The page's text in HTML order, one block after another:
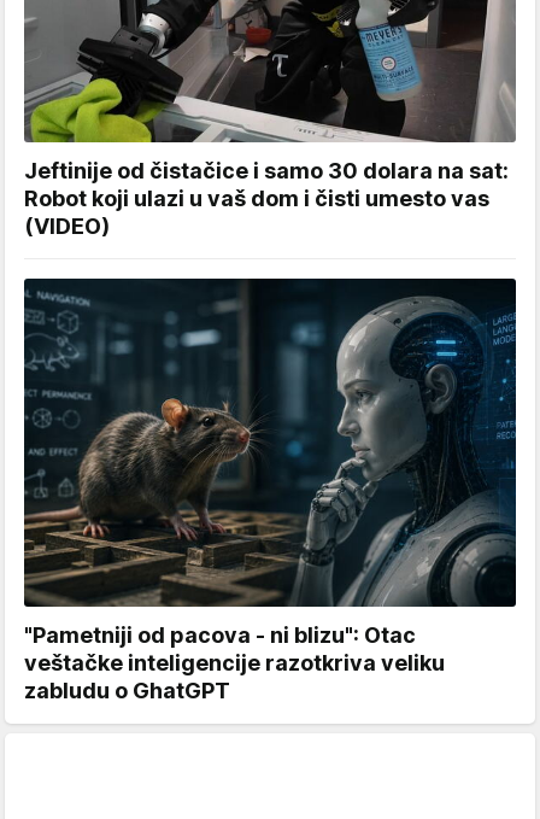
Jeftinije od čistačice i samo 30 dolara na sat:
Robot koji ulazi u vaš dom i čisti umesto vas
(VIDEO)
"Pametniji od pacova - ni blizu": Otac
veštačke inteligencije razotkriva veliku
zabludu o GhatGPT